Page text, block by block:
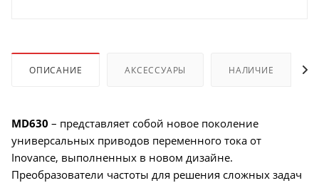
ОПИСАНИЕ АКСЕССУАРЫ НАЛИЧИЕ
MD630 – представляет собой новое поколение
универсальных приводов переменного тока от
Inovance, выполненных в новом дизайне.
Преобразователи частоты для решения сложных задач